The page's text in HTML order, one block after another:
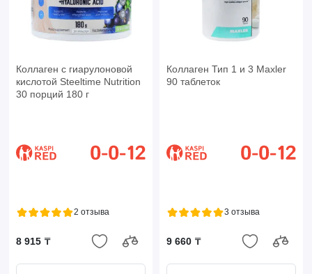
Коллаген с гиарулоновой
кислотой Steeltime Nutrition
30 порций 180 г
2 отзыва
8 915 ₸
Коллаген Тип 1 и 3 Maxler
90 таблеток
3 отзыва
9 660 ₸